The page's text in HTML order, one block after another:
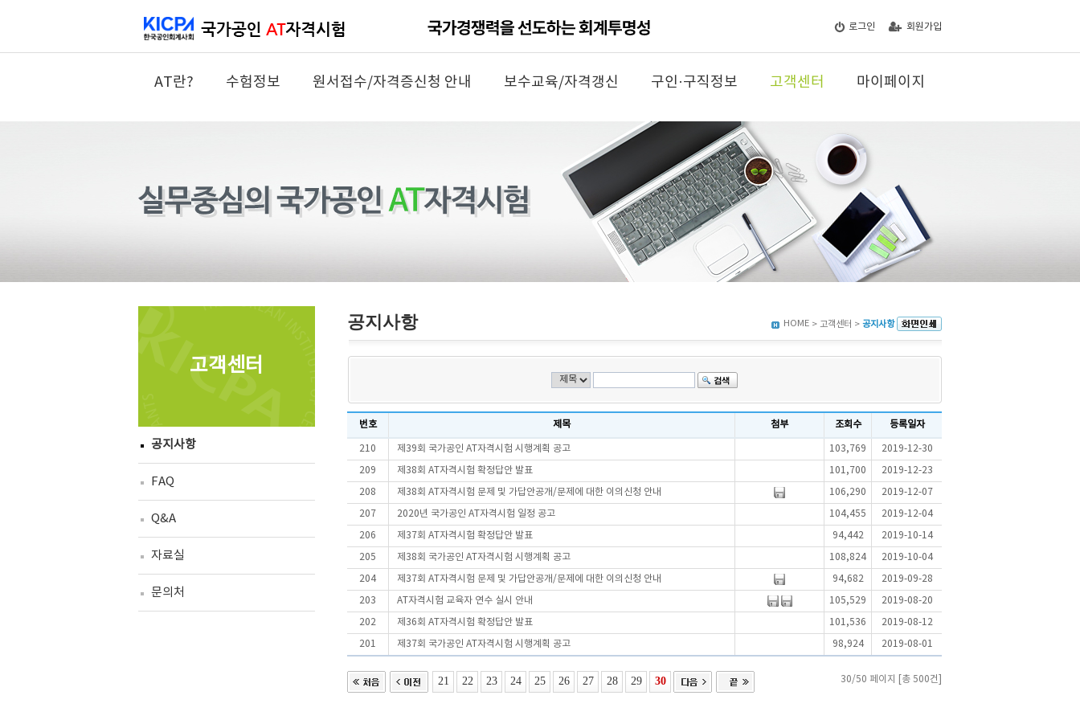
로그인 회원가입
AT란? 수험정보 원서접수/자격증신청 안내 보수교육/자격갱신 구인·구직정보 고객센터 마이페이지
고객센터
공지사항
FAQ
Q&A
자료실
문의처
공지사항 HOME > 고객센터 > 공지사항
번호 제목 첨부 조회수 등록일자
210 제39회 국가공인 AT자격시험 시행계획 공고 103,769 2019-12-30
209 제38회 AT자격시험 확정답안 발표 101,700 2019-12-23
208 제38회 AT자격시험 문제 및 가답안공개/문제에 대한 이의신청 안내 106,290 2019-12-07
207 2020년 국가공인 AT자격시험 일정 공고 104,455 2019-12-04
206 제37회 AT자격시험 확정답안 발표 94,442 2019-10-14
205 제38회 국가공인 AT자격시험 시행계획 공고 108,824 2019-10-04
204 제37회 AT자격시험 문제 및 가답안공개/문제에 대한 이의신청 안내 94,682 2019-09-28
203 AT자격시험 교육자 연수 실시 안내 105,529 2019-08-20
202 제36회 AT자격시험 확정답안 발표 101,536 2019-08-12
201 제37회 국가공인 AT자격시험 시행계획 공고 98,924 2019-08-01
21 22 23 24 25 26 27 28 29 30 30/50 페이지 [총 500건]